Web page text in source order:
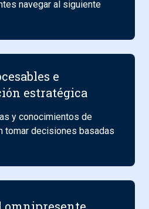
navegar al siguiente
e
estratégica
y conocimientos de
tomar decisiones basadas